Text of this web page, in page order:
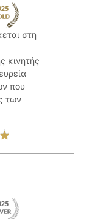
στη
κινητής
που
των